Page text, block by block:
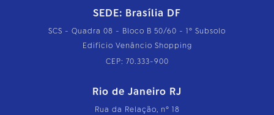
SEDE: Brasília DF
SCS - Quadra 08 - Bloco B 50/60 - 1º Subsolo
Edifício Venâncio Shopping
CEP: 70.333-900
Rio de Janeiro RJ
Rua da Relação, nº 18